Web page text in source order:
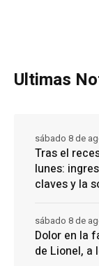
Ultimas
Tras el
lunes:
claves y la
sábado 8 de
Dolor en la
de Lionel, a
sábado 8 de